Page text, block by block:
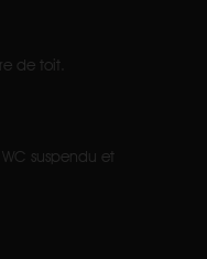
de toit.
suspendu et